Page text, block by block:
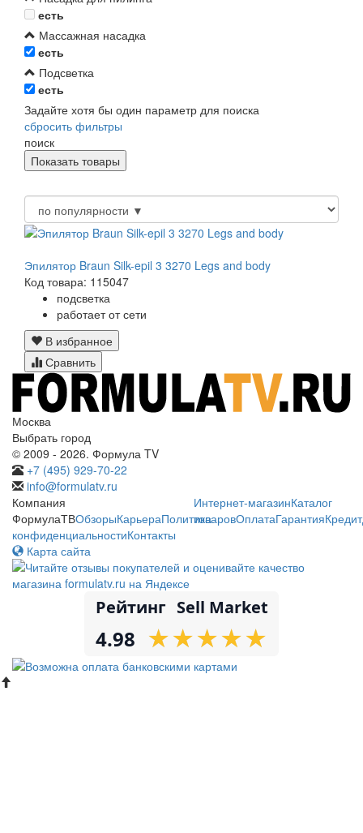
есть
Массажная насадка
есть
Подсветка
есть
Задайте хотя бы один параметр для поиска
сбросить фильтры
поиск
Эпилятор Braun Silk-epil 3 3270 Legs and body
Код товара: 115047
подсветка
работает от сети
В избранное
Сравнить
Москва
Выбрать город
© 2009 - 2026. Формула TV
+7 (495) 929-70-22
info@formulatv.ru
Компания
ФормулаТВОбзорыКарьераПолитика
конфиденциальностиКонтакты
Интернет-магазинКаталог
товаровОплатаГарантияКредит
Карта сайта
Рейтинг Sell Market
4.98 ★
★★
★★
★★
★★
★